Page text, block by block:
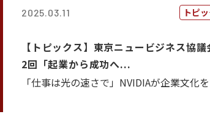
2025.03.11 トピ
【トピックス】東京ニュービジネス協議
2回「起業から成功へ...
「仕事は光の速さで」NVIDIAが企業文化